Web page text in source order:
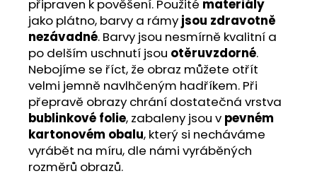
připraven k pověšení. Použité materiály
jako plátno, barvy a rámy jsou zdravotně
nezávadné. Barvy jsou nesmírně kvalitní a
po delším uschnutí jsou otěruvzdorné.
Nebojíme se říct, že obraz můžete otřít
velmi jemně navlhčeným hadříkem. Při
přepravě obrazy chrání dostatečná vrstva
bublinkové folie, zabaleny jsou v pevném
kartonovém obalu, který si necháváme
vyrábět na míru, dle námi vyráběných
rozměrů obrazů.